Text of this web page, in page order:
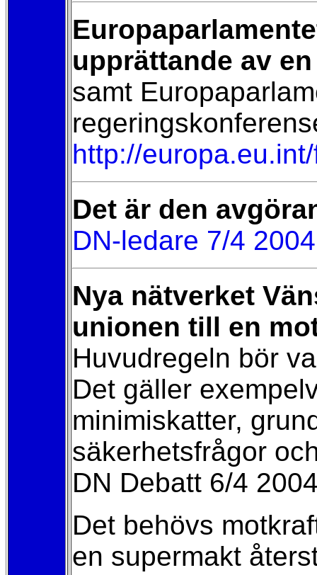
upprättande av
samt
http://
Det är den
DN-ledare 7/4 2004
Nya nätverket
unionen till en
Huvudregeln bör
Det gäller
minimiskatter,
säkerhetsfrågor
DN Debatt 6/4
Det behövs
en supermakt